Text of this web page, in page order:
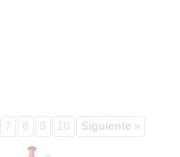
7 8 9 10 Siguiente »